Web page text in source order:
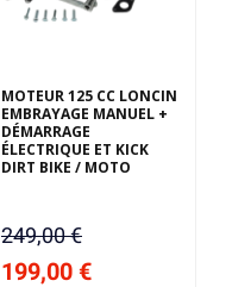
MOTEUR 125 CC LONCIN
EMBRAYAGE MANUEL +
DÉMARRAGE
ÉLECTRIQUE ET KICK
DIRT BIKE / MOTO
249,00 €
199,00 €